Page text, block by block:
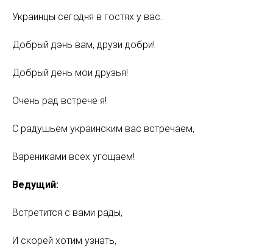
Украинцы сегодня в гостях у вас.
Добрый дэнь вам, друзи добри!
Добрый день мои друзья!
Очень рад встрече я!
С радушьем украинским вас встречаем,
Варениками всех угощаем!
Ведущий:
Встретится с вами рады,
И скорей хотим узнать,